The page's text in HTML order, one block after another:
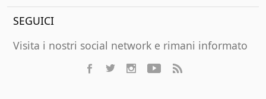
SEGUICI
Visita i nostri social network e rimani informato